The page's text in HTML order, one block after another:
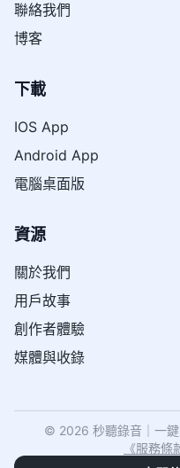
聯絡我們
博客
下載
IOS App
Android App
電腦桌面版
資源
關於我們
用戶故事
創作者體驗
媒體與收錄
© 2026 秒聽錄音｜一鍵
《服務條